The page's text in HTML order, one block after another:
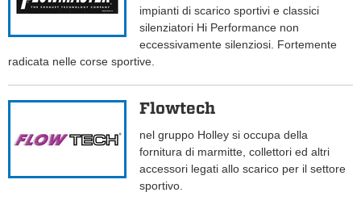
impianti di scarico sportivi e classici
silenziatori Hi Performance non
eccessivamente silenziosi. Fortemente
radicata nelle corse sportive.
Flowtech
nel gruppo Holley si occupa della
fornitura di marmitte, collettori ed altri
accessori legati allo scarico per il settore
sportivo.